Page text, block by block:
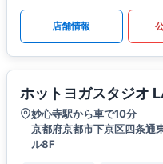
店舗情報
ホットヨガスタジオ
妙心寺駅から車で10分
京都府京都市下京区四条通
ル8F